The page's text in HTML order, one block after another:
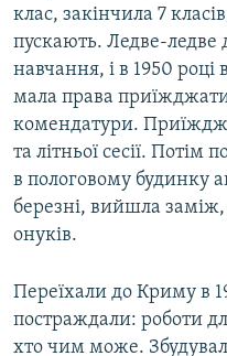
клас, закінчила 7
пускають. Ледве-ледве
навчання, і в 1950
мала права
комендатури.
та літньої сесії. Потім
в пологовому будинку
березні, вийшла заміж,
онуків.
Переїхали до Криму в
постраждали: роботи
хто чим може.